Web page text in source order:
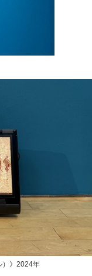
）》2024年